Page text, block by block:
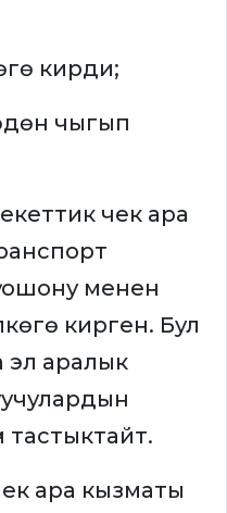
кирди;
чыгып
чек ара
ошону менен
кирген. Бул
эл аралык
тастыктайт.
ара кызматы